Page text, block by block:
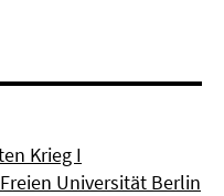
Krieg I
Universität Berlin